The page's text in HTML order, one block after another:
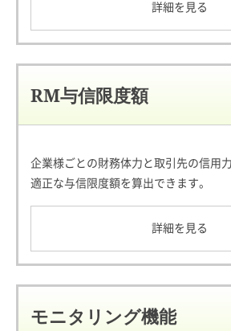
詳細を見る
RM与信限度額
企業様ごとの財務体力と取引先の信用
適正な与信限度額を算出できます。
詳細を見る
モニタリング機能